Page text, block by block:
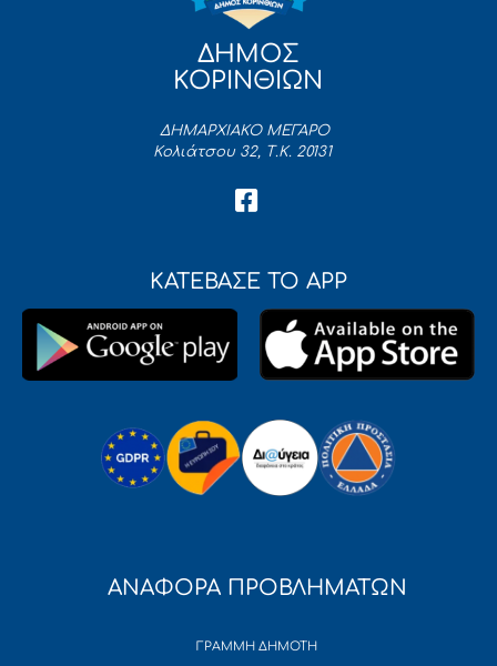
ΔΗΜΟΣ
ΚΟΡΙΝΘΙΩΝ
ΔΗΜΑΡΧΙΑΚΟ ΜΕΓΑΡΟ
Κολιάτσου 32, Τ.Κ. 20131
ΚΑΤΕΒΑΣΕ ΤΟ APP
ΑΝΑΦΟΡΑ ΠΡΟΒΛΗΜΑΤΩΝ
ΓΡΑΜΜΗ ΔΗΜΟΤΗ